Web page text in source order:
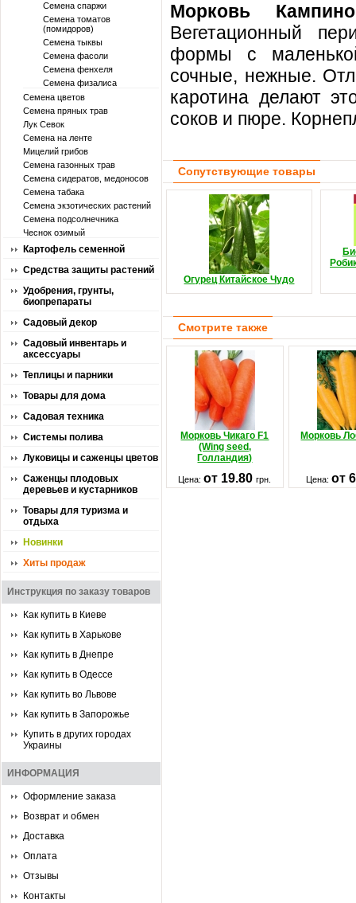
Семена спаржи
Семена томатов
(помидоров)
Семена тыквы
Семена фасоли
Семена фенхеля
Семена физалиса
Семена цветов
Семена пряных трав
Лук Севок
Семена на ленте
Мицелий грибов
Семена газонных трав
Семена сидератов, медоносов
Семена табака
Семена экзотических растений
Семена подсолнечника
Чеснок озимый
Картофель семенной
Средства защиты растений
Удобрения, грунты,
биопрепараты
Садовый декор
Садовый инвентарь и
аксессуары
Теплицы и парники
Товары для дома
Садовая техника
Системы полива
Луковицы и саженцы цветов
Саженцы плодовых
деревьев и кустарников
Товары для туризма и
отдыха
Новинки
Хиты продаж
Инструкция по заказу товаров
Как купить в Киеве
Как купить в Харькове
Как купить в Днепре
Как купить в Одессе
Как купить во Львове
Как купить в Запорожье
Купить в других городах
Украины
ИНФОРМАЦИЯ
Оформление заказа
Возврат и обмен
Доставка
Оплата
Отзывы
Контакты
Морковь Кампино
Вегетационный
формы с
сочные, нежные.
каротина делают
соков и пюре.
Сопутствующие товары
Огурец Китайское Чудо
Смотрите также
Морковь Чикаго F1
(Wing seed,
Голландия)
Морковь
Цена:от 19.80грн. Цена: от